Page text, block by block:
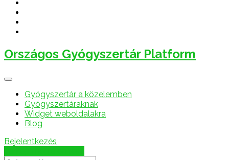
Országos Gyógyszertár Platform
Gyógyszertár a közelemben
Gyógyszertáraknak
Widget weboldalakra
Blog
Bejelentkezés